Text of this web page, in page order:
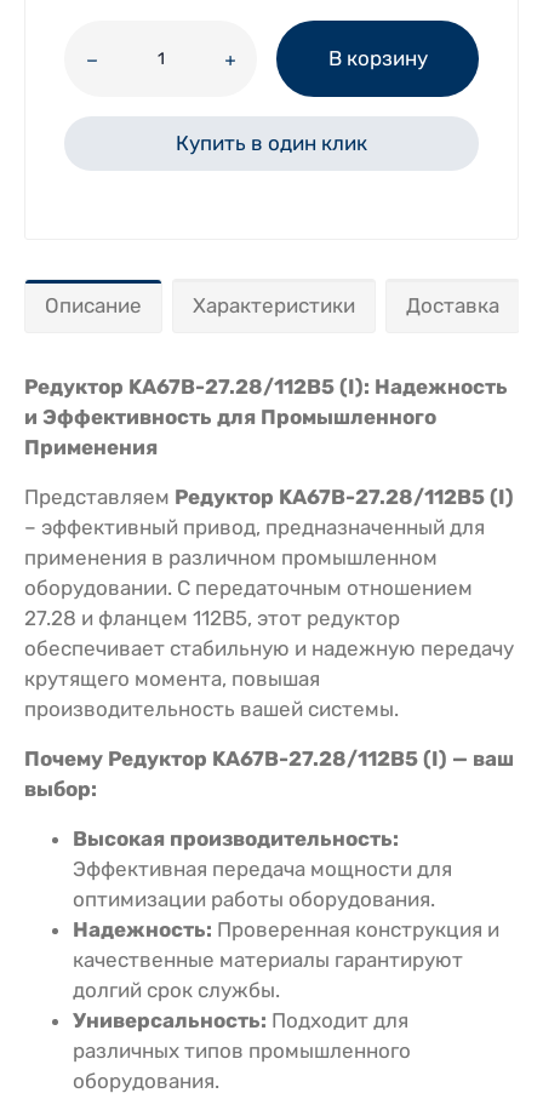
В корзину
Купить в один клик
Описание Характеристики Доставка
Редуктор KA67B-27.28/112В5 (I): Надежность
и Эффективность для Промышленного
Применения
Представляем Редуктор KA67B-27.28/112В5 (I)
– эффективный привод, предназначенный для
применения в различном промышленном
оборудовании. С передаточным отношением
27.28 и фланцем 112В5, этот редуктор
обеспечивает стабильную и надежную передачу
крутящего момента, повышая
производительность вашей системы.
Почему Редуктор KA67B-27.28/112В5 (I) — ваш
выбор:
Высокая производительность:
Эффективная передача мощности для
оптимизации работы оборудования.
Надежность: Проверенная конструкция и
качественные материалы гарантируют
долгий срок службы.
Универсальность: Подходит для
различных типов промышленного
оборудования.